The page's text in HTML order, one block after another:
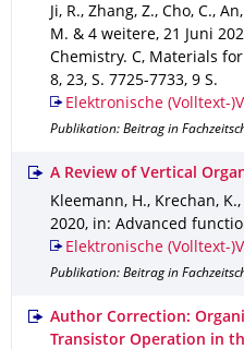
Ji, R., Zhang, Z., Cho, C.,
M. & 4 weitere, 21 Juni
Chemistry. C, Materials
8, 23, S. 7725-7733, 9 S.
Elektronische (Volltext-
Publikation: Beitrag in
A Review of Vertical
Kleemann, H., Krechan,
2020, in: Advanced
Elektronische (Volltext-
Publikation: Beitrag in
Author Correction:
Transistor Operation in